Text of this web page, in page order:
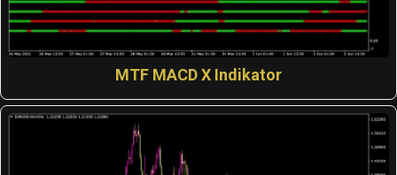
MTF MACD X Indikator